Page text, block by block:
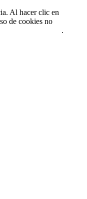
Al hacer clic en
de cookies no
.